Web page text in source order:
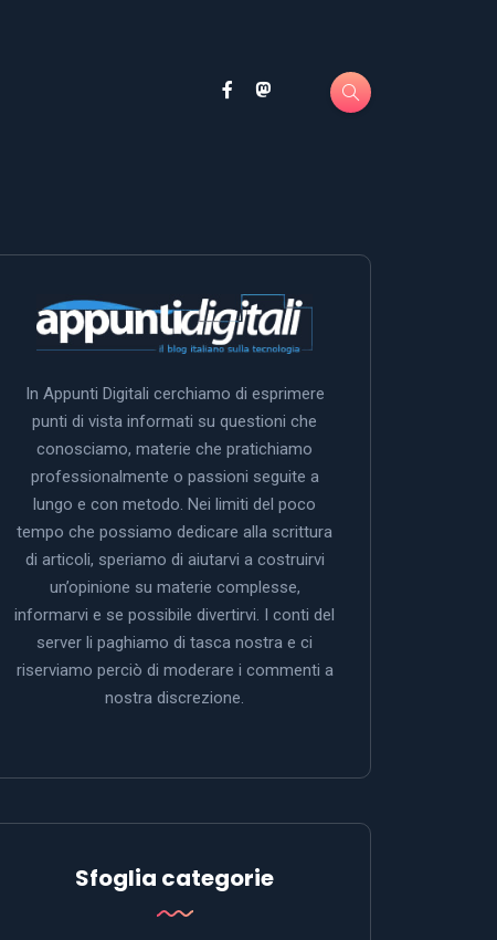
In Appunti Digitali cerchiamo di esprimere
punti di vista informati su questioni che
conosciamo, materie che pratichiamo
professionalmente o passioni seguite a
lungo e con metodo. Nei limiti del poco
tempo che possiamo dedicare alla scrittura
di articoli, speriamo di aiutarvi a costruirvi
un’opinione su materie complesse,
informarvi e se possibile divertirvi. I conti del
server li paghiamo di tasca nostra e ci
riserviamo perciò di moderare i commenti a
nostra discrezione.
Sfoglia categorie